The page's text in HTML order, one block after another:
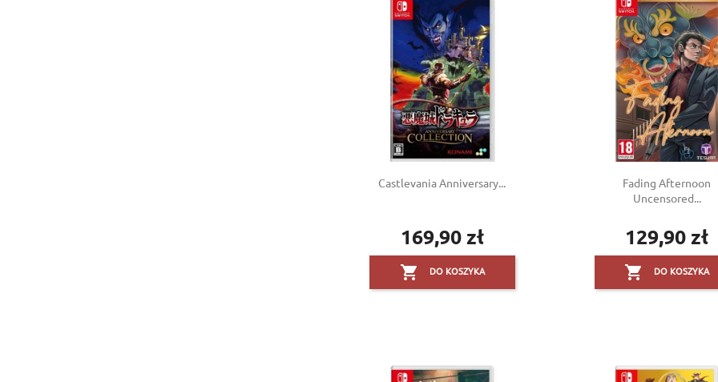
Create new list
Create wishlist
((cancelText)) ((modalDeleteText))
Cancel Sign in
Castlevania Anniversary...
Cena
169,90 zł
 DO KOSZYKA
Fading Afternoon
Uncensored...
Cena
129,90 zł
 DO KOSZYKA